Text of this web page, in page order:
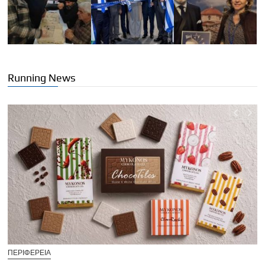
Running News
ΠΕΡΙΦΕΡΕΙΑ